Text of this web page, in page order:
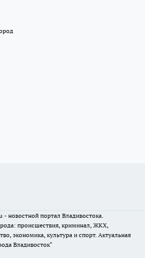
новостной портал Владивостока.
происшествия, криминал, ЖКХ,
экономика, культура и спорт. Актуальная
Владивосток"